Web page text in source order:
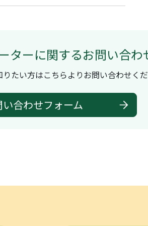
ターに関するお問い合わ
たい方はこちらよりお問い合わせくだ
い合わせフォーム